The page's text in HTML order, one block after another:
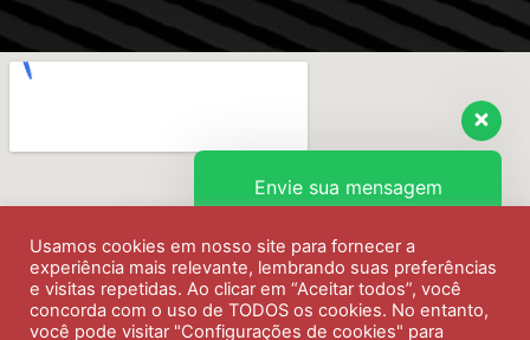
Usamos cookies em nosso site para fornecer a
experiência mais relevante, lembrando suas preferências
e visitas repetidas. Ao clicar em “Aceitar todos”, você
concorda com o uso de TODOS os cookies. No entanto,
você pode visitar "Configurações de cookies" para
Envie sua mensagem
Olá, como podemos ajudar?